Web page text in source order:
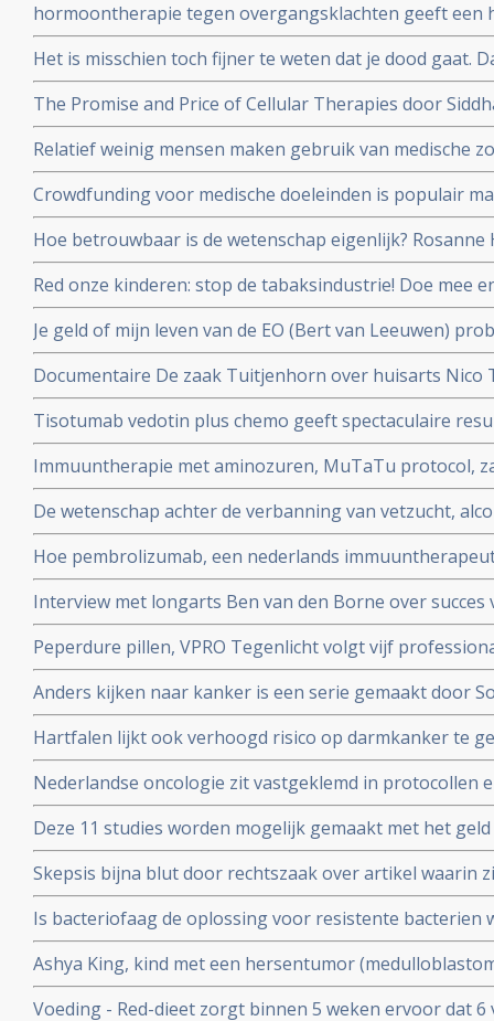
hormoontherapie tegen overgangsklachten geeft een
werd gedacht. Blijkt uit grote meta-analyse van 58
Het is misschien toch fijner te weten dat je dood gaat.
ging aan longkanker maar blijft toch leven en vertelt
The Promise and Price of Cellular Therapies door
stamceltransplantatie naar CAR-T celtherapie
Relatief weinig mensen maken gebruik van medische
dat dit ook vergoed wordt, zo meldt de Europese
Crowdfunding voor medische doeleinden is populair
en oncologen maken zich zorgen
Hoe betrouwbaar is de wetenschap eigenlijk?
en Job de Vrieze bekijkt het van zijn kant in een
Red onze kinderen: stop de tabaksindustrie! Doe mee
door roken kanker kreeg en haar kinderen en alle
beschermen.
Je geld of mijn leven van de EO (Bert van Leeuwen)
patienten die alleen in het buitenland nog behandeld
Documentaire De zaak Tuitjenhorn over huisarts Nico
en hun kinderen in conflict met Inspectie voor de
te zien op NPO 2 om 20.25 uur.
Tisotumab vedotin plus chemo geeft spectaculaire
zwaarvoorbehandelde kankerpatienten met
kanker met solide tumoren. copy 1
Immuuntherapie met aminozuren, MuTaTu protocol,
kunnen genezen schrijven Israelische onderzoekers
De wetenschap achter de verbanning van vetzucht,
NRC over het preventieakkoord van Staatssecretaris
Hoe pembrolizumab, een nederlands
wereld verovert
Interview met longarts Ben van den Borne over
kleincellige longkanker
Peperdure pillen, VPRO Tegenlicht volgt vijf
en vanuit hun persoonlijke betrokkenheid in actie
experimenteren. Uitzending is. zondag 7 oktober 2018
Anders kijken naar kanker is een serie gemaakt door
kankerpatiente en te zien bij het Algemeen Dagblad
Hartfalen lijkt ook verhoogd risico op darmkanker te
(factoren) blijken voor hartfalen en darmkanker
Nederlandse oncologie zit vastgeklemd in protocollen
bij kankerpatienten die voor second opinion naar
Deze 11 studies worden mogelijk gemaakt met het
ophaalde met zijn 11 steden zwemtocht.
Skepsis bijna blut door rechtszaak over artikel waarin
Ruggero Santilli beschuldigen van kwakzalverij en
Is bacteriofaag de oplossing voor resistente bacterien
Antoinette Hertsenberg prijst deze aanpak aan in
Ashya King, kind met een hersentumor
door suikervrij dieet en protonenbestraling ondanks
Voeding - Red-dieet zorgt binnen 5 weken ervoor dat